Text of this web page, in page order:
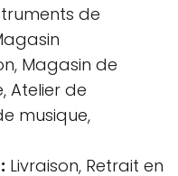
de
Magasin de
Atelier de
musique,
Livraison, Retrait en